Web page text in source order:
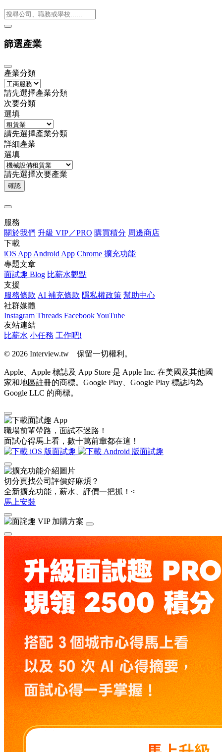
篩選產業
產業分類
請先選擇產業分類
次要分類
選填
請先選擇產業分類
詳細產業
選填
請先選擇次要產業
確認
服務
關於我們 升級 VIP／PRO 購買積分 周邊商店
下載
iOS App Android App Chrome 擴充功能
專題文章
面試趣 Blog 比薪水觀點
支援
服務條款 AI 補充條款 隱私權政策 幫助中心
社群媒體
Instagram Threads FacebookYouTube
友站連結
比薪水 小任務 工作吧!
© 2026 Interview.tw 保留一切權利。
Apple、Apple 標誌及 App Store 是 Apple Inc. 在美國及其他國
家和地區註冊的商標。Google Play、Google Play 標誌均為
Google LLC 的商標。
職場前輩帶路，面試不迷路！
面試心得馬上看，數十萬前輩都在這！
切分頁找公司評價好麻煩？
全新擴充功能，薪水、評價一把抓！<
馬上安裝